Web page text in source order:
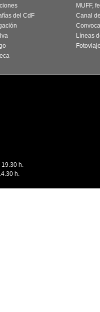
del CdF
MUFF,
Canal
Líneas
19.30 h.
h.